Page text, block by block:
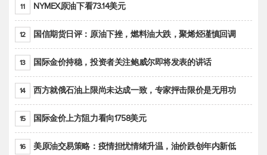
11 NYMEX原油下看73.14美元
12 国信期货日评：原油下挫，燃料油大跌，聚烯烃谨慎回调
13 国际金价持稳，投资者关注鲍威尔即将发表的讲话
14 西方就俄石油上限尚未达成一致，专家抨击限价是无用功
15 国际金价上方阻力看向1758美元
16 美原油交易策略：疫情担忧情绪升温，油价跌创年内新低